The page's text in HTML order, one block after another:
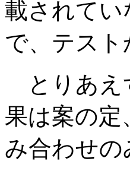
載されてい
で、テス
とりあえ
果は案の定
み合わせの